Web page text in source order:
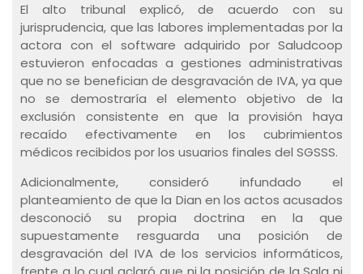
El alto tribunal explicó, de acuerdo con su
jurisprudencia, que las labores implementadas por la
actora con el software adquirido por Saludcoop
estuvieron enfocadas a gestiones administrativas
que no se benefician de desgravación de IVA, ya que
no se demostraría el elemento objetivo de la
exclusión consistente en que la provisión haya
recaído efectivamente en los cubrimientos
médicos recibidos por los usuarios finales del SGSSS.
Adicionalmente, consideró infundado el
planteamiento de que la Dian en los actos acusados
desconoció su propia doctrina en la que
supuestamente resguarda una posición de
desgravación del IVA de los servicios informáticos,